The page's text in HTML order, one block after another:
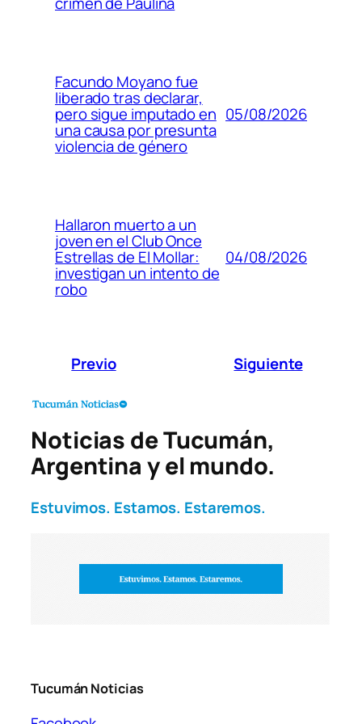
Facundo Moyano fue
liberado tras declarar,
pero sigue imputado en
una causa por presunta
violencia de género
05/08/2026
Hallaron muerto a un
joven en el Club Once
Estrellas de El Mollar:
investigan un intento de
robo
04/08/2026
Previo Siguiente
Noticias de Tucumán,
Argentina y el mundo.
Estuvimos. Estamos. Estaremos.
Tucumán Noticias